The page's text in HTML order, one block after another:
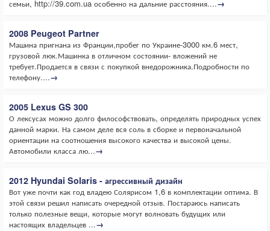
семьи, http://39.com.ua особенно на дальние расстояния....→
2008 Peugeot Partner
Машина пригнана из Франции,пробег по Украине-3000 км.6 мест,
грузовой люк.Машинка в отличном состоянии- вложений не
требует.Продается в связи с покупкой внедорожника.Подробности по
телефону....→
2005 Lexus GS 300
О лексусах можно долго философствовать, определять природных успех
данной марки. На самом деле вся соль в сборке и первоначальной
ориентации на соотношения высокого качества и высокой цены.
Автомобили класса лю...→
2012 Hyundai Solaris - агрессивный дизайн
Вот уже почти как год владею Солярисом 1,6 в комплектации оптима. В
этой связи решил написать очередной отзыв. Постараюсь написать
только полезные вещи, которые могут волновать будущих или
настоящих владельцев ...→